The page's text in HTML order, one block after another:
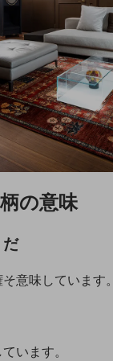
の意味
だ
意味しています。
います。